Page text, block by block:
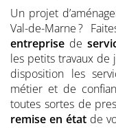
Un projet
Val-de-Marne ?
entreprise de
les petits travaux de
disposition les
métier et de
toutes sortes de
remise en étatde